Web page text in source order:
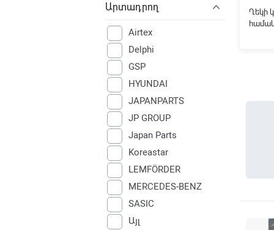
Արտադրող
Airtex
Delphi
GSP
HYUNDAI
JAPANPARTS
JP GROUP
Japan Parts
Koreastar
LEMFÖRDER
MERCEDES-BENZ
SASIC
Այլ
Ղեկի